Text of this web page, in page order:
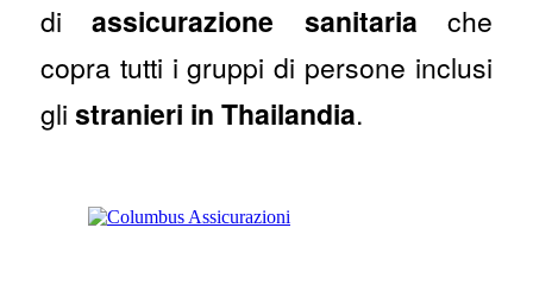
diassicurazione sanitaria che
copra tutti i gruppi di persone inclusi
gli stranieri in Thailandia.